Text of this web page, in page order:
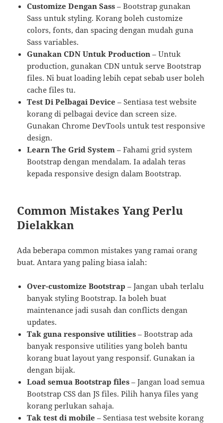
Customize Dengan Sass – Bootstrap gunakan
Sass untuk styling. Korang boleh customize
colors, fonts, dan spacing dengan mudah guna
Sass variables.
Gunakan CDN Untuk Production – Untuk
production, gunakan CDN untuk serve Bootstrap
files. Ni buat loading lebih cepat sebab user boleh
cache files tu.
Test Di Pelbagai Device – Sentiasa test website
korang di pelbagai device dan screen size.
Gunakan Chrome DevTools untuk test responsive
design.
Learn The Grid System – Fahami grid system
Bootstrap dengan mendalam. Ia adalah teras
kepada responsive design dalam Bootstrap.
Common Mistakes Yang Perlu
Dielakkan
Ada beberapa common mistakes yang ramai orang
buat. Antara yang paling biasa ialah:
Over-customize Bootstrap – Jangan ubah terlalu
banyak styling Bootstrap. Ia boleh buat
maintenance jadi susah dan conflicts dengan
updates.
Tak guna responsive utilities – Bootstrap ada
banyak responsive utilities yang boleh bantu
korang buat layout yang responsif. Gunakan ia
dengan bijak.
Load semua Bootstrap files – Jangan load semua
Bootstrap CSS dan JS files. Pilih hanya files yang
korang perlukan sahaja.
Tak test di mobile – Sentiasa test website korang